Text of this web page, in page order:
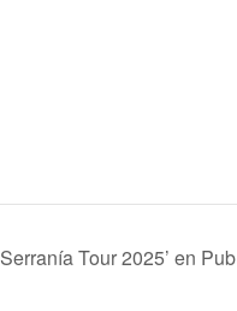
Tour 2025’ en Pub